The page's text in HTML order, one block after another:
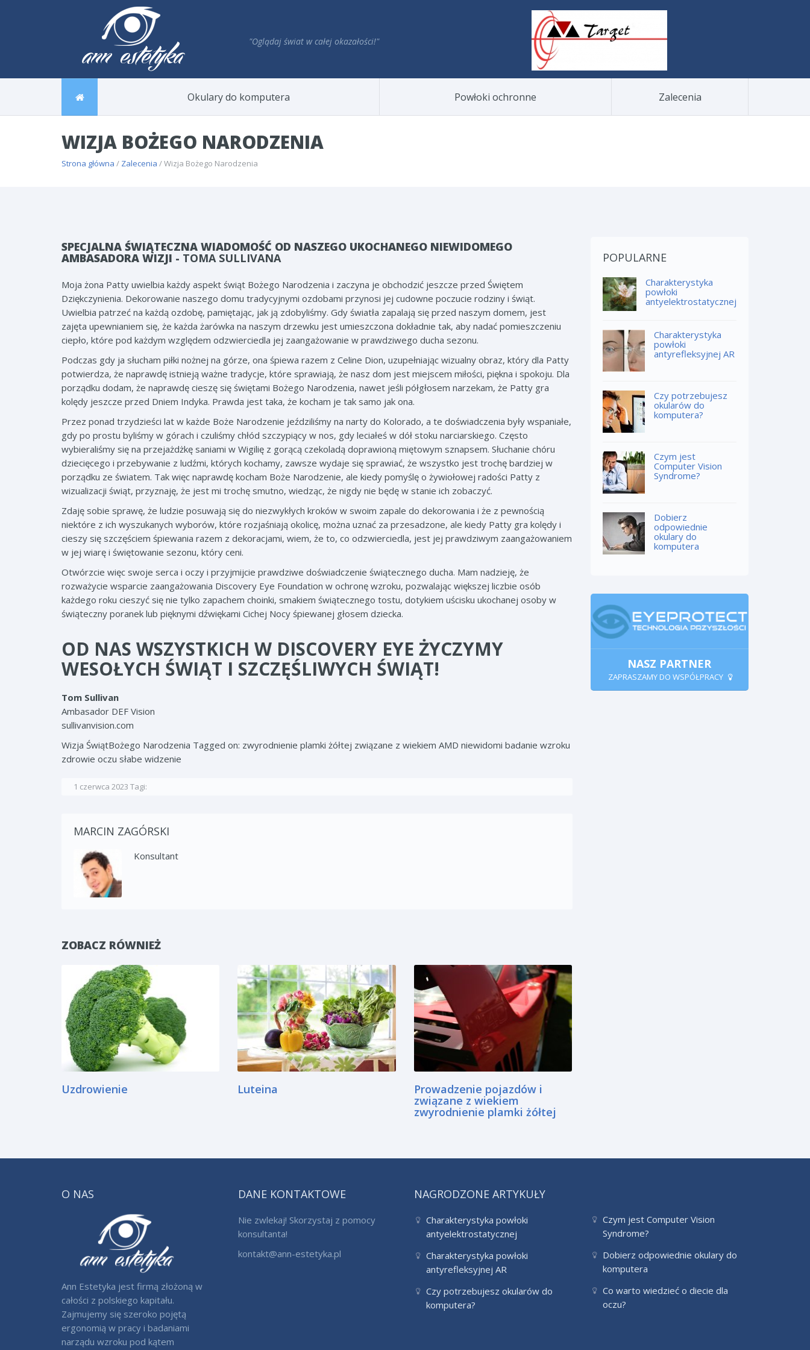
"Oglądaj świat w całej okazałości!"
Okulary do komputera Powłoki ochronne Zalecenia
WIZJA BOŻEGO NARODZENIA
Strona główna / Zalecenia / Wizja Bożego Narodzenia
SPECJALNA ŚWIĄTECZNA WIADOMOŚĆ OD NASZEGO UKOCHANEGO NIEWIDOMEGO
AMBASADORA WIZJI - TOMA SULLIVANA
Moja żona Patty uwielbia każdy aspekt świąt Bożego Narodzenia i zaczyna je obchodzić jeszcze przed Świętem
Dziękczynienia. Dekorowanie naszego domu tradycyjnymi ozdobami przynosi jej cudowne poczucie rodziny i świąt.
Uwielbia patrzeć na każdą ozdobę, pamiętając, jak ją zdobyliśmy. Gdy światła zapalają się przed naszym domem, jest
zajęta upewnianiem się, że każda żarówka na naszym drzewku jest umieszczona dokładnie tak, aby nadać pomieszczeniu
ciepło, które pod każdym względem odzwierciedla jej zaangażowanie w prawdziwego ducha sezonu.
Podczas gdy ja słucham piłki nożnej na górze, ona śpiewa razem z Celine Dion, uzupełniając wizualny obraz, który dla Patty
potwierdza, że naprawdę istnieją ważne tradycje, które sprawiają, że nasz dom jest miejscem miłości, piękna i spokoju. Dla
porządku dodam, że naprawdę cieszę się świętami Bożego Narodzenia, nawet jeśli półgłosem narzekam, że Patty gra
kolędy jeszcze przed Dniem Indyka. Prawda jest taka, że kocham je tak samo jak ona.
Przez ponad trzydzieści lat w każde Boże Narodzenie jeździliśmy na narty do Kolorado, a te doświadczenia były wspaniałe,
gdy po prostu byliśmy w górach i czuliśmy chłód szczypiący w nos, gdy leciałeś w dół stoku narciarskiego. Często
wybieraliśmy się na przejażdżkę saniami w Wigilię z gorącą czekoladą doprawioną miętowym sznapsem. Słuchanie chóru
dziecięcego i przebywanie z ludźmi, których kochamy, zawsze wydaje się sprawiać, że wszystko jest trochę bardziej w
porządku ze światem. Tak więc naprawdę kocham Boże Narodzenie, ale kiedy pomyślę o żywiołowej radości Patty z
wizualizacji świąt, przyznaję, że jest mi trochę smutno, wiedząc, że nigdy nie będę w stanie ich zobaczyć.
Zdaję sobie sprawę, że ludzie posuwają się do niezwykłych kroków w swoim zapale do dekorowania i że z pewnością
niektóre z ich wyszukanych wyborów, które rozjaśniają okolicę, można uznać za przesadzone, ale kiedy Patty gra kolędy i
cieszy się szczęściem śpiewania razem z dekoracjami, wiem, że to, co odzwierciedla, jest jej prawdziwym zaangażowaniem
w jej wiarę i świętowanie sezonu, który ceni.
Otwórzcie więc swoje serca i oczy i przyjmijcie prawdziwe doświadczenie świątecznego ducha. Mam nadzieję, że
rozważycie wsparcie zaangażowania Discovery Eye Foundation w ochronę wzroku, pozwalając większej liczbie osób
każdego roku cieszyć się nie tylko zapachem choinki, smakiem świątecznego tostu, dotykiem uścisku ukochanej osoby w
świąteczny poranek lub pięknymi dźwiękami Cichej Nocy śpiewanej głosem dziecka.
OD NAS WSZYSTKICH W DISCOVERY EYE ŻYCZYMY
WESOŁYCH ŚWIĄT I SZCZĘŚLIWYCH ŚWIĄT!
Tom Sullivan
Ambasador DEF Vision
sullivanvision.com
Wizja ŚwiątBożego Narodzenia Tagged on: zwyrodnienie plamki żółtej związane z wiekiem AMD niewidomi badanie wzroku
zdrowie oczu słabe widzenie
1 czerwca 2023 Tagi:
MARCIN ZAGÓRSKI
Konsultant
ZOBACZ RÓWNIEŻ
Uzdrowienie Luteina Prowadzenie pojazdów i
związane z wiekiem
zwyrodnienie plamki żółtej
POPULARNE
Charakterystyka
powłoki
antyelektrostatycznej
Charakterystyka
powłoki
antyrefleksyjnej AR
Czy potrzebujesz
okularów do
komputera?
Czym jest
Computer Vision
Syndrome?
Dobierz
odpowiednie
okulary do
komputera
NASZ PARTNER
ZAPRASZAMY DO WSPÓŁPRACY
O NAS
Ann Estetyka jest firmą złożoną w
całości z polskiego kapitału.
Zajmujemy się szeroko pojętą
ergonomią w pracy i badaniami
narządu wzroku pod kątem
DANE KONTAKTOWE
Nie zwlekaj! Skorzystaj z pomocy
konsultanta!
kontakt@ann-estetyka.pl
NAGRODZONE ARTYKUŁY
Charakterystyka powłoki
antyelektrostatycznej
Charakterystyka powłoki
antyrefleksyjnej AR
Czy potrzebujesz okularów do
komputera?
Czym jest Computer Vision
Syndrome?
Dobierz odpowiednie okulary do
komputera
Co warto wiedzieć o diecie dla
oczu?